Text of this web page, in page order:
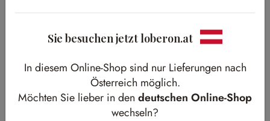
Sie besuchen jetzt loberon.at
In diesem Online-Shop sind nur Lieferungen nach
Österreich möglich.
Möchten Sie lieber in den deutschen Online-Shop
wechseln?